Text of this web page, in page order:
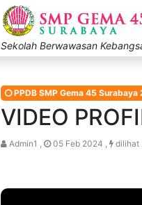
Sekolah Berwawasan
PPDB SMP Gema 45
VIDEO
Admin1 , 05 Feb 2024 , dilihat